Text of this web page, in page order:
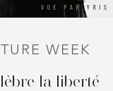
WEEK
la liberté